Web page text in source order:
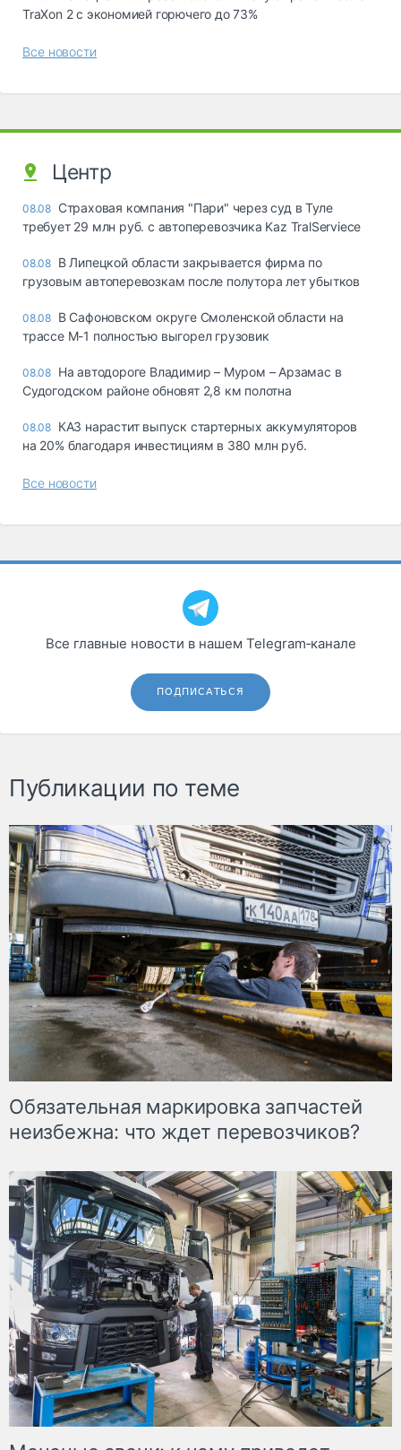
TraXon 2 с экономией горючего до 73%
Все новости
Центр
08.08 Страховая компания "Пари" через суд в Туле
требует 29 млн руб. с автоперевозчика Kaz TralServiece
08.08 В Липецкой области закрывается фирма по
грузовым автоперевозкам после полутора лет убытков
08.08 В Сафоновском округе Смоленской области на
трассе М-1 полностью выгорел грузовик
08.08 На автодороге Владимир – Муром – Арзамас в
Судогодском районе обновят 2,8 км полотна
08.08 КАЗ нарастит выпуск стартерных аккумуляторов
на 20% благодаря инвестициям в 380 млн руб.
Все новости
Все главные новости в нашем Telegram‑канале
ПОДПИСАТЬСЯ
Публикации по теме
Обязательная маркировка запчастей
неизбежна: что ждет перевозчиков?